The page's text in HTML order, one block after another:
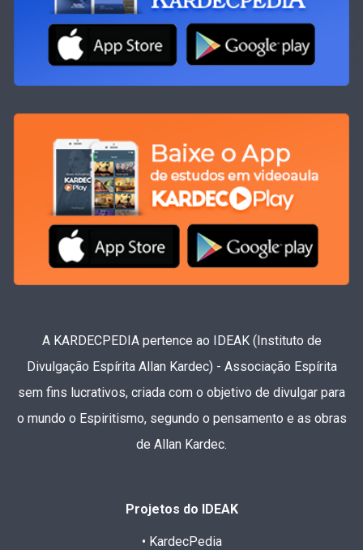
A KARDECPEDIA pertence ao IDEAK (Instituto de
Divulgação Espírita Allan Kardec) - Associação Espírita
sem fins lucrativos, criada com o objetivo de divulgar para
o mundo o Espiritismo, segundo o pensamento e as obras
de Allan Kardec.
Projetos do IDEAK
• KardecPedia